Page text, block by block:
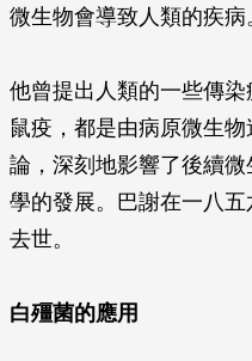
微生物會導致人類的疾病
他曾提出人類的一些傳
鼠疫，都是由病原微生
論，深刻地影響了後續
學的發展。巴謝在一八
去世。
白殭菌的應用